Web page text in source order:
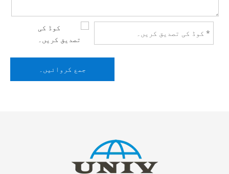
جمع کروائیں۔